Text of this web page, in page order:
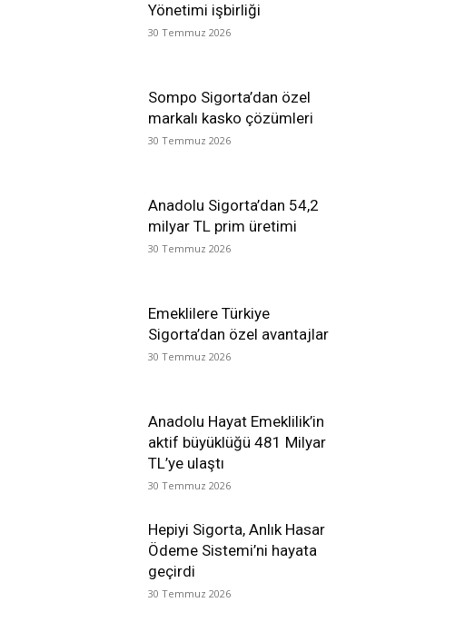
Yönetimi işbirliği
30 Temmuz 2026
Sompo Sigorta’dan özel
markalı kasko çözümleri
30 Temmuz 2026
Anadolu Sigorta’dan 54,2
milyar TL prim üretimi
30 Temmuz 2026
Emeklilere Türkiye
Sigorta’dan özel avantajlar
30 Temmuz 2026
Anadolu Hayat Emeklilik’in
aktif büyüklüğü 481 Milyar
TL’ye ulaştı
30 Temmuz 2026
Hepiyi Sigorta, Anlık Hasar
Ödeme Sistemi’ni hayata
geçirdi
30 Temmuz 2026